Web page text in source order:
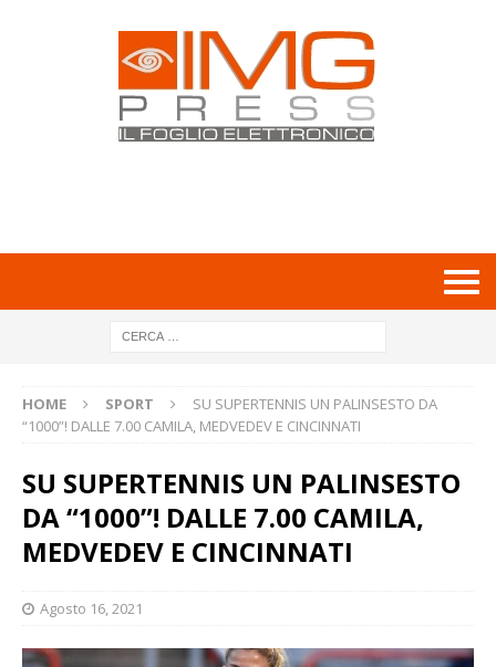
HOME SPORT
SU SUPERTENNIS UN PALINSESTO DA
“1000”! DALLE 7.00 CAMILA, MEDVEDEV E CINCINNATI
SU SUPERTENNIS UN PALINSESTO
DA “1000”! DALLE 7.00 CAMILA,
MEDVEDEV E CINCINNATI
Agosto 16, 2021